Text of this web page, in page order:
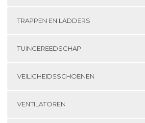
TRAPPEN EN LADDERS
TUINGEREEDSCHAP
VEILIGHEIDSSCHOENEN
VENTILATOREN